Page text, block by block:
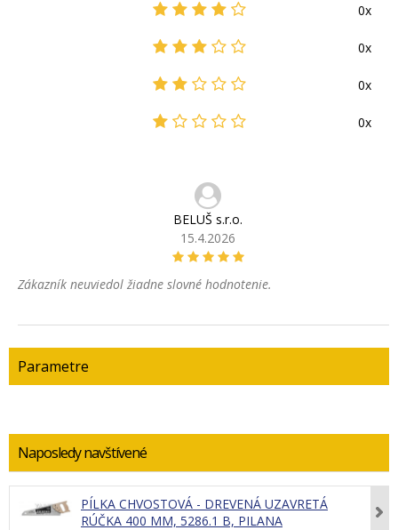
0x
0x
0x
0x
BELUŠ s.r.o.
15.4.2026
Zákazník neuviedol žiadne slovné hodnotenie.
Parametre
Naposledy navštívené
PÍLKA CHVOSTOVÁ - DREVENÁ UZAVRETÁ
RÚČKA 400 MM, 5286.1 B, PILANA